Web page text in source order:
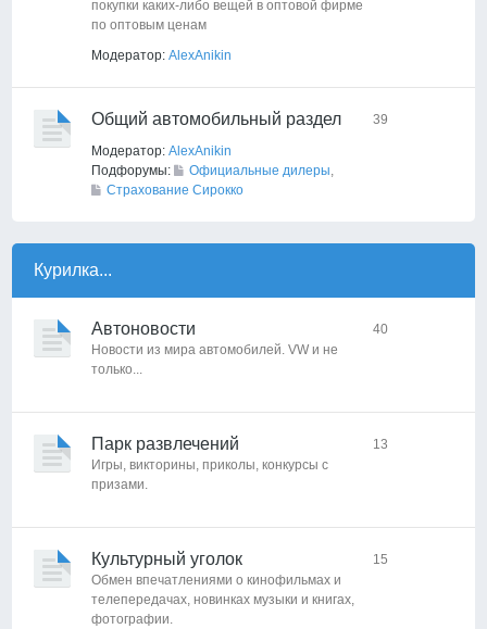
покупки каких-либо вещей в оптовой фирме
по оптовым ценам
Модератор: AlexAnikin
Общий автомобильный раздел
Модератор: AlexAnikin
Подфорумы:
Официальные дилеры,
Страхование Сирокко
39
Курилка...
Автоновости
Новости из мира автомобилей. VW и не
только...
40
Парк развлечений
Игры, викторины, приколы, конкурсы с
призами.
13
Культурный уголок
Обмен впечатлениями о кинофильмах и
телепередачах, новинках музыки и книгах,
фотографии.
15